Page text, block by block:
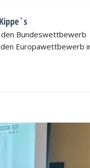
den Bundeswettbewerb
Europawettbewerb